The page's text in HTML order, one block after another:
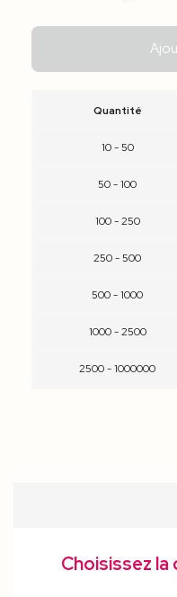
Quantité
10 - 50
50 - 100
100 - 250
250 - 500
500 - 1000
1000 - 2500
2500 - 1000000
Choisissez